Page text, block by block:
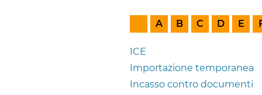
|
A
(11)
|
B
(6)
|
C
(22)
|
D
(7)
|
E
(4)
ICE
Importazione temporanea
Incasso contro documenti